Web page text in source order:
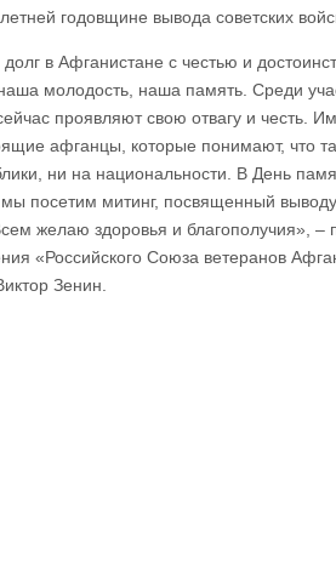
годовщине вывода советских
в Афганистане с честью и
молодость, наша память. Среди
проявляют свою отвагу и честь.
афганцы, которые понимают, что
ни на национальности. В День
мы посетим митинг, посвященный
желаю здоровья и благополучия», –
«Российского Союза ветеранов
Зенин.